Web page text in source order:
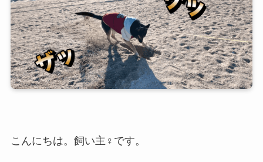
こんにちは。飼い主♀です。